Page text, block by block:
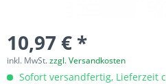
10,97 € *
inkl. MwSt.zzgl. Versandkosten
Sofort versandfertig, Lieferzeit